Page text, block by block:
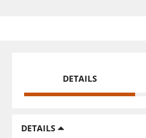
DETAILS
DETAILS